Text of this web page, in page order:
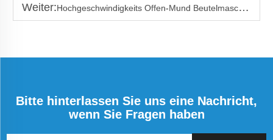
Weiter:Hochgeschwindigkeits Offen-Mund Beutelmaschine für Zucker
Bitte hinterlassen Sie uns eine Nachricht,
wenn Sie Fragen haben